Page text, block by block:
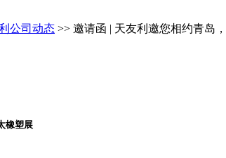
公司动态 >> 邀请函 | 天友利邀您相约青岛
橡塑展